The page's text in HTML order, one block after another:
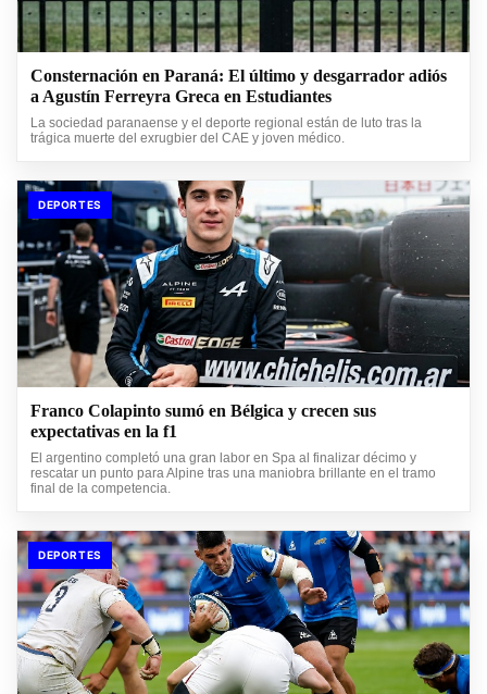
Consternación en Paraná: El último y desgarrador adiós
a Agustín Ferreyra Greca en Estudiantes
La sociedad paranaense y el deporte regional están de luto tras la
trágica muerte del exrugbier del CAE y joven médico.
DEPORTES
Franco Colapinto sumó en Bélgica y crecen sus
expectativas en la f1
El argentino completó una gran labor en Spa al finalizar décimo y
rescatar un punto para Alpine tras una maniobra brillante en el tramo
final de la competencia.
DEPORTES